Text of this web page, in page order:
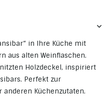
in Ihre Küche mit
aus alten Weinflaschen.
Holzdeckel, inspiriert
Perfekt zur
anderen Küchenzutaten.